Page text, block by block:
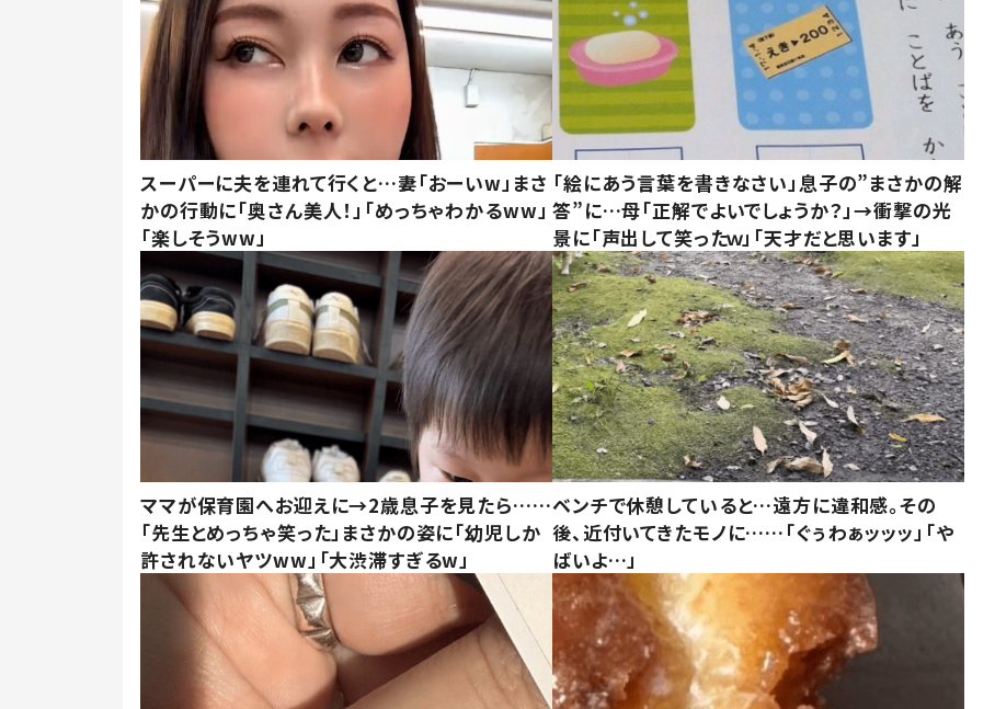
スーパーに夫を連れて行くと…妻「おーいw」まさ
かの行動に「奥さん美人！」「めっちゃわかるww」
「楽しそうww」
「絵にあう言葉を書きなさい」息子の”まさかの解
答”に…母「正解でよいでしょうか？」→衝撃の光
景に「声出して笑ったｗ」「天才だと思います」
ママが保育園へお迎えに→2歳息子を見たら……
「先生とめっちゃ笑った」まさかの姿に「幼児しか
許されないヤツww」「大渋滞すぎるw」
ベンチで休憩していると…遠方に違和感。その
後、近付いてきたモノに……「ぐぅわぁッッッ」「や
ばいよ…」